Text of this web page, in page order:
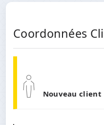
Coordonnées
Nouveau client